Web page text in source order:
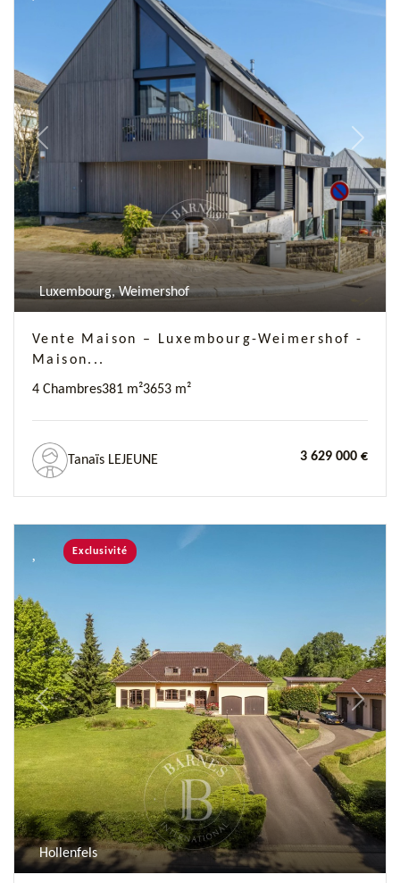
Previous Next
Luxembourg, Weimershof
Vente Maison – Luxembourg-Weimershof -
Maison...
4 Chambres381 m²3653 m²
Tanaïs LEJEUNE 3 629 000 €
Previous Next
Exclusivité
Hollenfels